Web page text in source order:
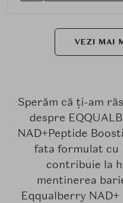
VEZI MAI
Sperăm că ți-am
despre
NAD+Peptide
fata formulat cu
contribuie la
mentinerea
Eqqualberry